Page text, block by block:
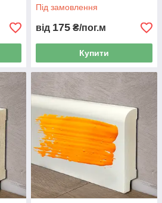
Під замовлення
від 175 ₴/пог.м
Купити